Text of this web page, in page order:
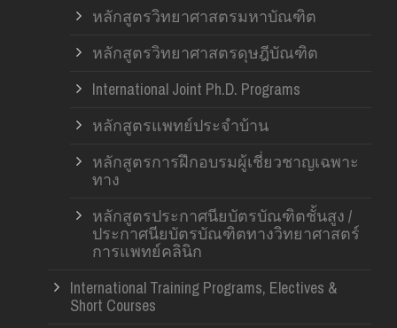
หลักสูตรวิทยาศาสตรมหาบัณฑิต
หลักสูตรวิทยาศาสตรดุษฎีบัณฑิต
International Joint Ph.D. Programs
หลักสูตรแพทย์ประจำบ้าน
หลักสูตรการฝึกอบรมผู้เชี่ยวชาญเฉพาะ
ทาง
หลักสูตรประกาศนียบัตรบัณฑิตชั้นสูง /
ประกาศนียบัตรบัณฑิตทางวิทยาศาสตร์
การแพทย์คลินิก
International Training Programs, Electives &
Short Courses